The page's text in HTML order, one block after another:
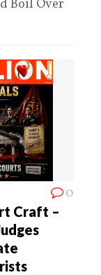
Boil Over
0
Craft –